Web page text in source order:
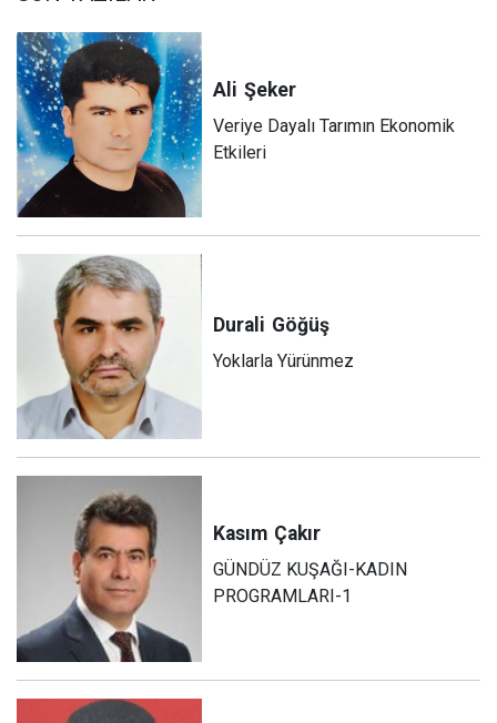
Ali Şeker
Veriye Dayalı Tarımın Ekonomik
Etkileri
Durali Göğüş
Yoklarla Yürünmez
Kasım Çakır
GÜNDÜZ KUŞAĞI-KADIN
PROGRAMLARI-1